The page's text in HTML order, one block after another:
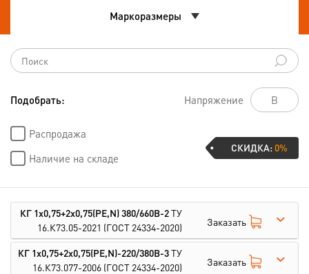
Маркоразмеры
Подобрать: Напряжение
Распродажа
Наличие на складе
СКИДКА:0%
КГ 1х0,75+2х0,75(PE,N) 380/660В-2ТУ
16.К73.05-2021 (ГОСТ 24334-2020) Заказать
КГ 1х0,75+2х0,75(PE,N)-220/380В-3ТУ
16.К73.077-2006 (ГОСТ 24334-2020) Заказать